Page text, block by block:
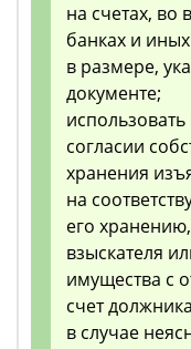
на счетах, во
банках и
в размере,
документе;
согласии
хранения
на
его
взыскателя
имущества с
счет
в случае